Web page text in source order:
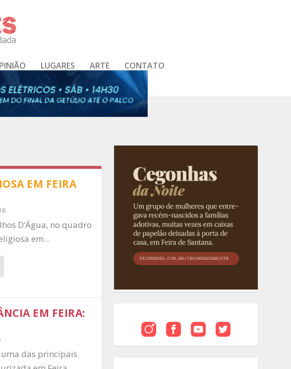
LUGARES ARTE CONTATO
EM FEIRA
D’Água, no quadro
em...
EM FEIRA:
uma das principais